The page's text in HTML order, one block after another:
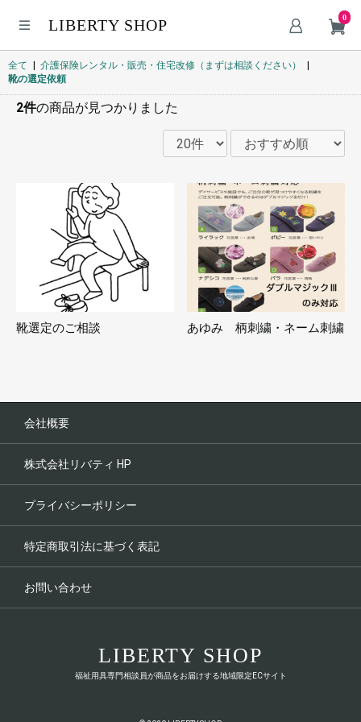
LIBERTY SHOP 0
全て 介護保険レンタル・販売・住宅改修（まずは相談ください）
靴の選定依頼
2件の商品が見つかりました
靴選定のご相談 あゆみ 柄刺繍・ネーム刺繍
LIBERTY SHOP
福祉用具専門相談員が商品をお届けする地域限定ECサイト
会社概要
株式会社リバティ HP
プライバシーポリシー
特定商取引法に基づく表記
お問い合わせ